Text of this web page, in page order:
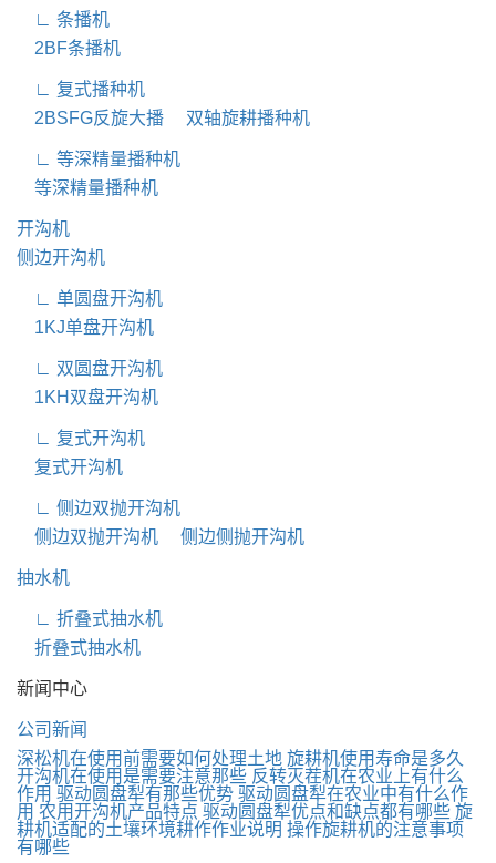
∟ 条播机
2BF条播机
∟ 复式播种机
2BSFG反旋大播
双轴旋耕播种机
∟ 等深精量播种机
等深精量播种机
开沟机
侧边开沟机
∟ 单圆盘开沟机
1KJ单盘开沟机
∟ 双圆盘开沟机
1KH双盘开沟机
∟ 复式开沟机
复式开沟机
∟ 侧边双抛开沟机
侧边双抛开沟机
侧边侧抛开沟机
抽水机
∟ 折叠式抽水机
折叠式抽水机
新闻中心
公司新闻
深松机在使用前需要如何处理土地 旋耕机使用寿命是多久
开沟机在使用是需要注意那些 反转灭茬机在农业上有什么
作用 驱动圆盘犁有那些优势 驱动圆盘犁在农业中有什么作
用 农用开沟机产品特点 驱动圆盘犁优点和缺点都有哪些 旋
耕机适配的土壤环境耕作作业说明 操作旋耕机的注意事项
有哪些